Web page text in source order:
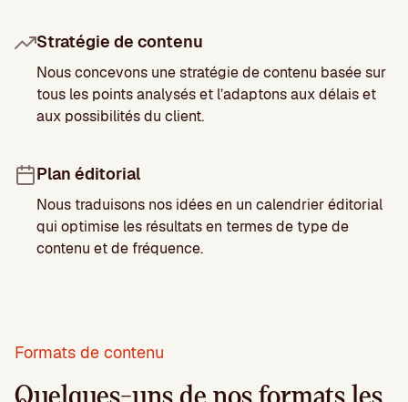
Stratégie de contenu
Nous concevons une stratégie de contenu basée sur
tous les points analysés et l’adaptons aux délais et
aux possibilités du client.
Plan éditorial
Nous traduisons nos idées en un calendrier éditorial
qui optimise les résultats en termes de type de
contenu et de fréquence.
Formats de contenu